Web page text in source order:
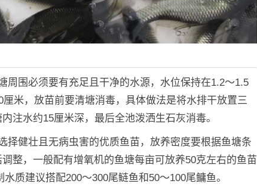
周围必须要有充足且干净的水源，水位保持在1.2～1.5
米，放苗前要清塘消毒，具体做法是将水排干放置三
注水约15厘米深，最后全池泼洒生石灰消毒。
择健壮且无病虫害的优质鱼苗，放养密度要根据鱼塘条
整，一般配有增氧机的鱼塘每亩可放养50克左右的鱼苗
质建议搭配200～300尾鲢鱼和50～100尾鳙鱼。